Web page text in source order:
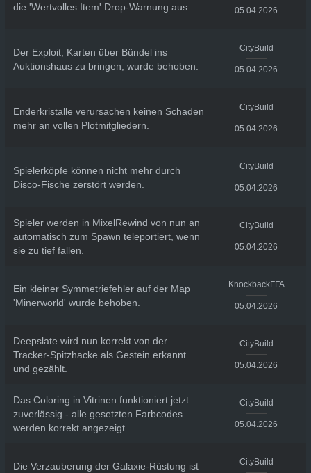
die 'Wertvolles Item' Drop-Warnung aus.
05.04.2026
Der Exploit, Karten über Bündel ins
Auktionshaus zu bringen, wurde behoben.
CityBuild
05.04.2026
Enderkristalle verursachen keinen Schaden
mehr an vollen Plotmitgliedern.
CityBuild
05.04.2026
Spielerköpfe können nicht mehr durch
Disco-Fische zerstört werden.
CityBuild
05.04.2026
Spieler werden in MixelRewind von nun an
automatisch zum Spawn teleportiert, wenn
sie zu tief fallen.
CityBuild
05.04.2026
Ein kleiner Symmetriefehler auf der Map
'Minerworld' wurde behoben.
KnockbackFFA
05.04.2026
Deepslate wird nun korrekt von der
Tracker-Spitzhacke als Gestein erkannt
und gezählt.
CityBuild
05.04.2026
Das Coloring in Vitrinen funktioniert jetzt
zuverlässig - alle gesetzten Farbcodes
werden korrekt angezeigt.
CityBuild
05.04.2026
Die Verzauberung der Galaxie-Rüstung ist
CityBuild